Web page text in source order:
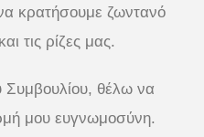
κρατήσουμε ζωντανό
τις ρίζες μας.
Συμβουλίου, θέλω να
μου ευγνωμοσύνη.